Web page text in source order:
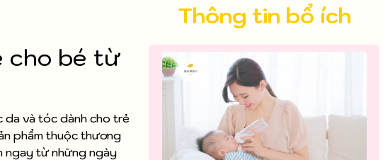
cho bé từ
da và tóc dành cho trẻ
phẩm thuộc thương
ngay từ những ngày
Thông tin bổ ích